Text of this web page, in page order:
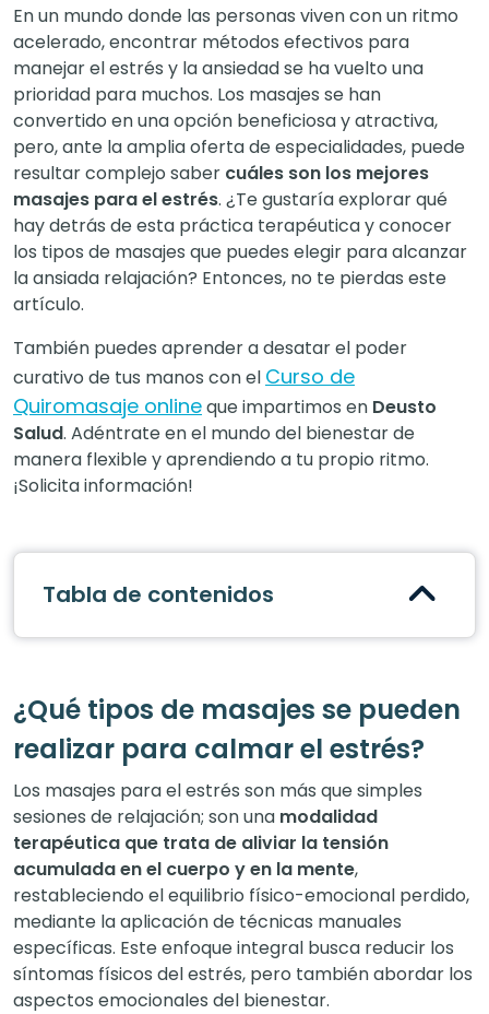
En un mundo donde las personas viven con un ritmo
acelerado, encontrar métodos efectivos para
manejar el estrés y la ansiedad se ha vuelto una
prioridad para muchos. Los masajes se han
convertido en una opción beneficiosa y atractiva,
pero, ante la amplia oferta de especialidades, puede
resultar complejo saber cuáles son los mejores
masajes para el estrés. ¿Te gustaría explorar qué
hay detrás de esta práctica terapéutica y conocer
los tipos de masajes que puedes elegir para alcanzar
la ansiada relajación? Entonces, no te pierdas este
artículo.
También puedes aprender a desatar el poder
curativo de tus manos con el Curso de
Quiromasaje onlineque impartimos en Deusto
Salud. Adéntrate en el mundo del bienestar de
manera flexible y aprendiendo a tu propio ritmo.
¡Solicita información!
Tabla de contenidos
¿Qué tipos de masajes se pueden
realizar para calmar el estrés?
Los masajes para el estrés son más que simples
sesiones de relajación; son una modalidad
terapéutica que trata de aliviar la tensión
acumulada en el cuerpo y en la mente,
restableciendo el equilibrio físico-emocional perdido,
mediante la aplicación de técnicas manuales
específicas. Este enfoque integral busca reducir los
síntomas físicos del estrés, pero también abordar los
aspectos emocionales del bienestar.